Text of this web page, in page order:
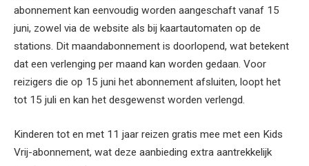
abonnement kan eenvoudig worden aangeschaft vanaf 15
juni, zowel via de website als bij kaartautomaten op de
stations. Dit maandabonnement is doorlopend, wat betekent
dat een verlenging per maand kan worden gedaan. Voor
reizigers die op 15 juni het abonnement afsluiten, loopt het
tot 15 juli en kan het desgewenst worden verlengd.
Kinderen tot en met 11 jaar reizen gratis mee met een Kids
Vrij-abonnement, wat deze aanbieding extra aantrekkelijk